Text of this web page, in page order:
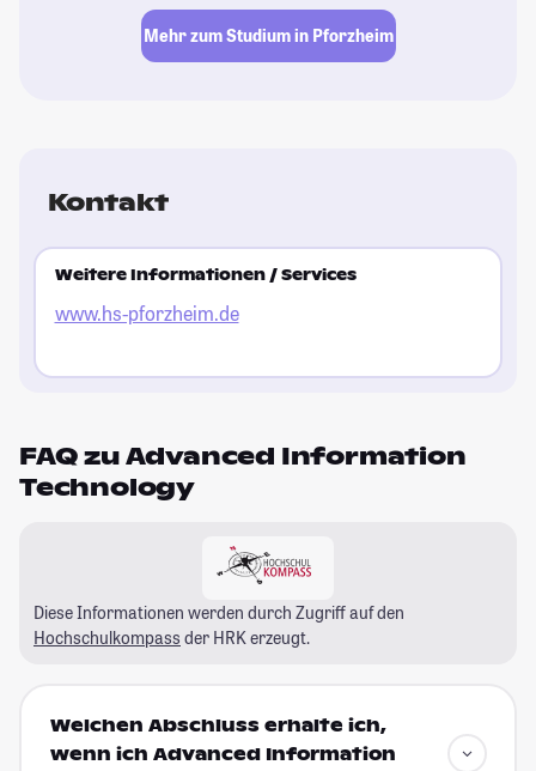
Mehr zum Studium in Pforzheim
Kontakt
Weitere Informationen / Services
www.hs-pforzheim.de
FAQ zu Advanced Information
Technology
Diese Informationen werden durch Zugriff auf den
Hochschulkompass der HRK erzeugt.
Welchen Abschluss erhalte ich,
wenn ich Advanced Information